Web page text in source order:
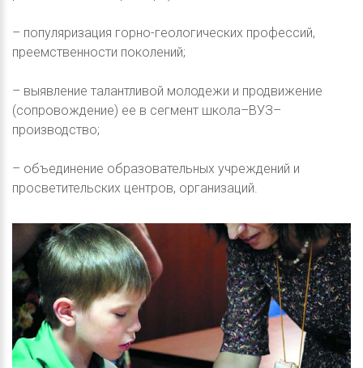
– популяризация горно-геологических профессий,
преемственности поколений;
– выявление талантливой молодежи и продвижение
(сопровождение) ее в сегмент школа–ВУЗ–
производство;
– объединение образовательных учреждений и
просветительских центров, организаций.